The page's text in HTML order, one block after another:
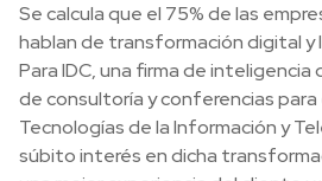
Se calcula que el 75% de las
hablan de transformación digital
Para IDC, una firma de inteligencia
de consultoría y conferencias
Tecnologías de la Información y
súbito interés en dicha